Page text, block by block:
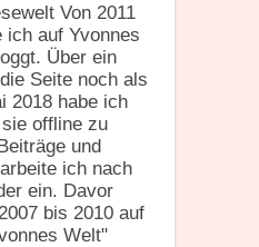
Von 2011
ich auf Yvonnes
Über ein
Seite noch als
2018 habe ich
offline zu
und
ich nach
ein. Davor
bis 2010 auf
Welt"